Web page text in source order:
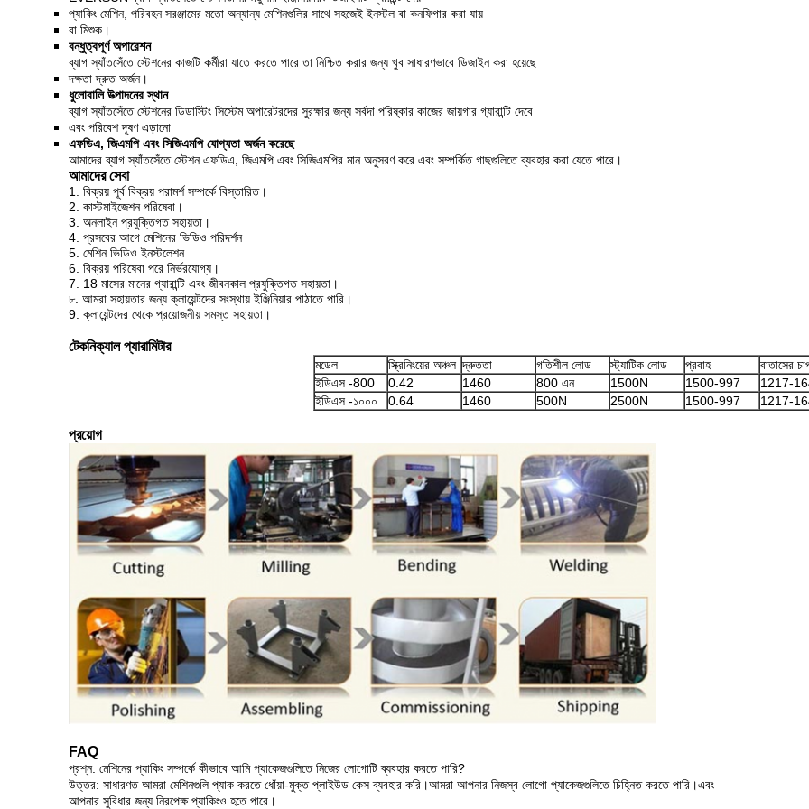
প্যাকিং মেশিন, পরিবহন সরঞ্জামের মতো অন্যান্য মেশিনগুলির সাথে সহজেই ইনস্টল বা কনফিগার করা যায়
বা মিশুক।
বন্ধুত্বপূর্ণ অপারেশন
ব্যাগ স্যাঁতসেঁতে স্টেশনের কাজটি কর্মীরা যাতে করতে পারে তা নিশ্চিত করার জন্য খুব সাধারণভাবে ডিজাইন করা হয়েছে
দক্ষতা দ্রুত অর্জন।
ধুলোবালি উত্পাদনের স্থান
ব্যাগ স্যাঁতসেঁতে স্টেশনের ডিডাস্টিং সিস্টেম অপারেটরদের সুরক্ষার জন্য সর্বদা পরিষ্কার কাজের জায়গার গ্যারান্টি দেবে
এবং পরিবেশ দূষণ এড়ানো
এফডিএ, জিএমপি এবং সিজিএমপি যোগ্যতা অর্জন করেছে
আমাদের ব্যাগ স্যাঁতসেঁতে স্টেশন এফডিএ, জিএমপি এবং সিজিএমপির মান অনুসরণ করে এবং সম্পর্কিত গাছগুলিতে ব্যবহার করা যেতে পারে।
আমাদের সেবা
1. বিক্রয় পূর্ব বিক্রয় পরামর্শ সম্পর্কে বিস্তারিত।
2. কাস্টমাইজেশন পরিষেবা।
3. অনলাইন প্রযুক্তিগত সহায়তা।
4. প্রসবের আগে মেশিনের ভিডিও পরিদর্শন
5. মেশিন ভিডিও ইনস্টলেশন
6. বিক্রয় পরিষেবা পরে নির্ভরযোগ্য।
7. 18 মাসের মানের গ্যারান্টি এবং জীবনকাল প্রযুক্তিগত সহায়তা।
৮. আমরা সহায়তার জন্য ক্লায়েন্টদের সংস্থায় ইঞ্জিনিয়ার পাঠাতে পারি।
9. ক্লায়েন্টদের থেকে প্রয়োজনীয় সমস্ত সহায়তা।
টেকনিক্যাল প্যারামিটার
মডেল স্ক্রিনিংয়ের অঞ্চল দ্রুততা গতিশীল লোড স্ট্যাটিক লোড প্রবাহ
বাতাসের
ইডিএস -800
0.42 1460 800 এন 1500N 1500-997
1217-
ইডিএস -১০০০
0.64 1460 500N 2500N 1500-997 1217-
প্রয়োগ
FAQ
প্রশ্ন: মেশিনের প্যাকিং সম্পর্কে কীভাবে আমি প্যাকেজগুলিতে নিজের লোগোটি ব্যবহার করতে পারি?
উত্তর: সাধারণত আমরা মেশিনগুলি প্যাক করতে ধোঁয়া-মুক্ত প্লাইউড কেস ব্যবহার করি।আমরা আপনার নিজস্ব লোগো প্যাকেজগুলিতে চিহ্নিত করতে পারি।এবং
আপনার সুবিধার জন্য নিরপেক্ষ প্যাকিংও হতে পারে।